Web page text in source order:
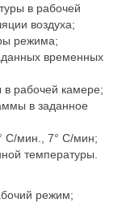
в рабочей
воздуха;
режима;
временных
в рабочей камере;
в заданное
С/мин., 7° С/мин;
температуры.
режим;